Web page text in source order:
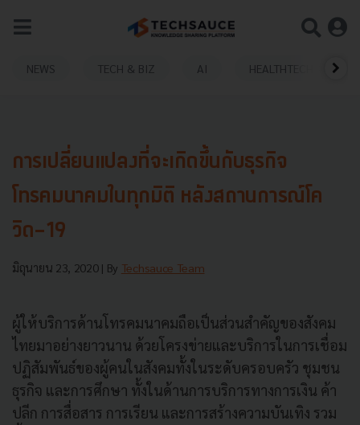
NEWS TECH & BIZ AI HEALTHTECH
การเปลี่ยนแปลงที่จะเกิดขึ้นกับธุรกิจ
โทรคมนาคมในทุกมิติ หลังสถานการณ์โค
วิด-19
มิถุนายน 23, 2020 | By Techsauce Team
ผู้ให้บริการด้านโทรคมนาคมถือเป็นส่วนสำคัญของสังคม
ไทยมาอย่างยาวนาน ด้วยโครงข่ายและบริการในการเชื่อม
ปฏิสัมพันธ์ของผู้คนในสังคมทั้งในระดับครอบครัว ชุมชน
ธุรกิจ และการศึกษา ทั้งในด้านการบริการทางการเงิน ค้า
ปลีก การสื่อสาร การเรียน และการสร้างความบันเทิง รวม